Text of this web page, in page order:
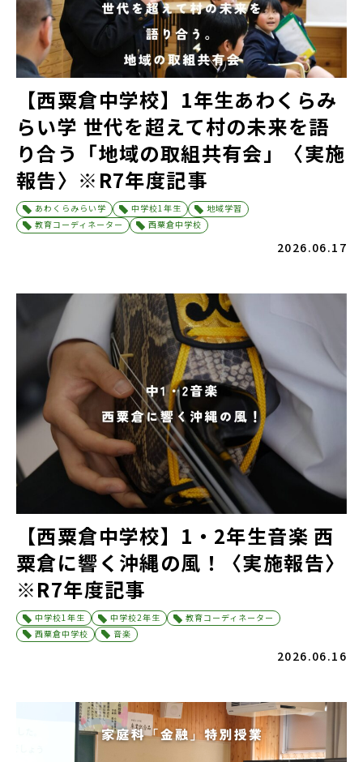
【西粟倉中学校】1年生あわくらみ
らい学 世代を超えて村の未来を語
り合う「地域の取組共有会」〈実施
報告〉※R7年度記事
あわくらみらい学 中学校1年生
地域学習
教育コーディネーター
西粟倉中学校
2026.06.17
【西粟倉中学校】1・2年生音楽 西
粟倉に響く沖縄の風！〈実施報告〉
※R7年度記事
中学校1年生 中学校2年生
教育コーディネーター
西粟倉中学校
音楽
2026.06.16